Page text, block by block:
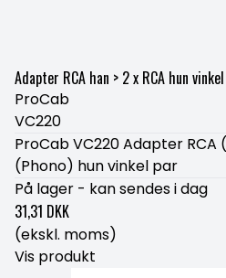
Adapter RCA han > 2 x RCA hun
ProCab
VC220
ProCab VC220 Adapter RCA
(Phono) hun vinkel par
På lager - kan sendes i dag
31,31 DKK
(ekskl. moms)
Vis produkt